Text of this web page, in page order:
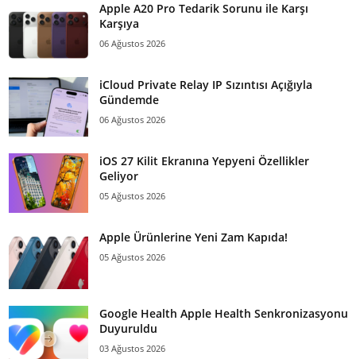
Apple A20 Pro Tedarik Sorunu ile Karşı
Karşıya
06 Ağustos 2026
iCloud Private Relay IP Sızıntısı Açığıyla
Gündemde
06 Ağustos 2026
iOS 27 Kilit Ekranına Yepyeni Özellikler
Geliyor
05 Ağustos 2026
Apple Ürünlerine Yeni Zam Kapıda!
05 Ağustos 2026
Google Health Apple Health Senkronizasyonu
Duyuruldu
03 Ağustos 2026